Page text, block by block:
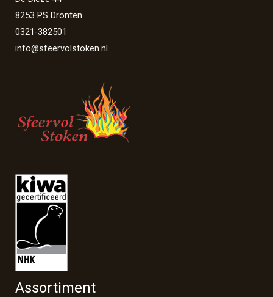
8253 PS Dronten
0321-382501
info@sfeervolstoken.nl
Assortiment